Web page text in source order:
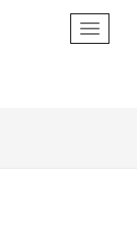
Toggle